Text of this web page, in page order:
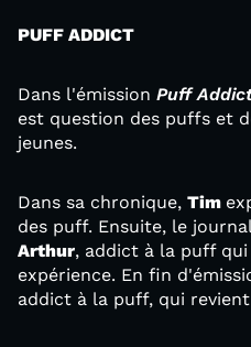
PUFF ADDICT
Dans l'émission Puff
est question des puffs et
jeunes.
Dans sa chronique, Tim
des puff. Ensuite, le
Arthur, addict à la puff
expérience. En fin
addict à la puff, qui